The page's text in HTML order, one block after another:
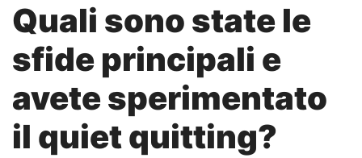
Quali sono state le
sfide principali e
avete sperimentato
il quiet quitting?